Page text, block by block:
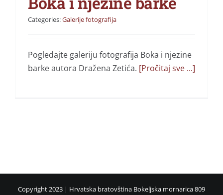
Categories:Galerije fotografija
Pogledajte galeriju fotografija Boka i njezine
barke autora Dražena Zetića. [Pročitaj sve ...]
Copyright 2023 | Hrvatska bratovština Bokeljska mornarica 809